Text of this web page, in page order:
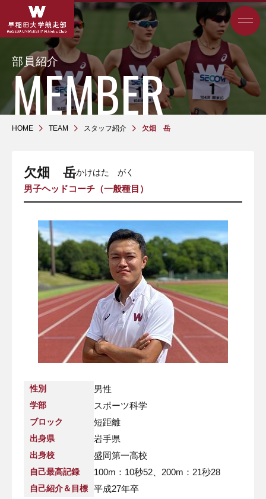
部員紹介
HOME TEAM スタッフ紹介 欠畑 岳
欠畑 岳かけはた がく
性別 男性
学部 スポーツ科学
ブロック 短距離
出身県 岩手県
出身校 盛岡第一高校
自己最高記録 100m：10秒52、200m：21秒28
自己紹介＆目標 平成27年卒